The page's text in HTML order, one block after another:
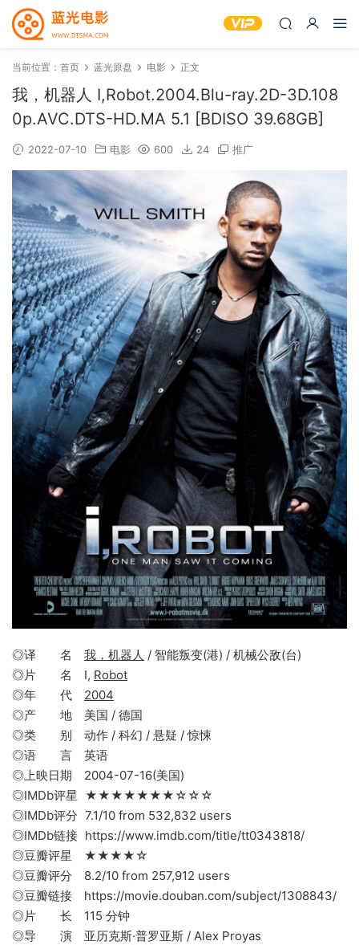
当前位置： 首页 蓝光原盘 电影 正文
我，机器人 I,Robot.2004.Blu-ray.2D-3D.108
0p.AVC.DTS-HD.MA 5.1 [BDISO 39.68GB]
2022-07-10 电影 600 24 推广
◎译 名 我，机器人 / 智能叛变(港) / 机械公敌(台)
◎片 名 I, Robot
◎年 代 2004
◎产 地 美国 / 德国
◎类 别 动作 / 科幻 / 悬疑 / 惊悚
◎语 言 英语
◎上映日期 2004-07-16(美国)
◎IMDb评星 ★★★★★★★☆☆☆
◎IMDb评分 7.1/10 from 532,832 users
◎IMDb链接 https://www.imdb.com/title/tt0343818/
◎豆瓣评星 ★★★★☆
◎豆瓣评分 8.2/10 from 257,912 users
◎豆瓣链接 https://movie.douban.com/subject/1308843/
◎片 长 115 分钟
◎导 演 亚历克斯·普罗亚斯 / Alex Proyas